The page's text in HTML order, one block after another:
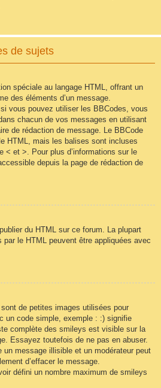
de sujets
spéciale au langage HTML, offrant un
des éléments d’un message.
si vous pouvez utiliser les BBCodes, vous
chacun de vos messages en utilisant
de rédaction de message. Le BBCode
HTML, mais les balises sont incluses
< et >. Pour plus d’informations sur le
depuis la page de rédaction de
du HTML sur ce forum. La plupart
le HTML peuvent être appliquées avec
de petites images utilisées pour
un code simple, exemple : :) signifie
complète des smileys est visible sur la
Essayez toutefois de ne pas en abuser.
un message illisible et un modérateur peut
d’effacer le message.
défini un nombre maximum de smileys